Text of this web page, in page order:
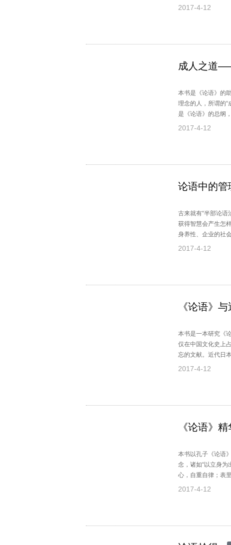
主义篇、社会危机
2017-4-12
成人之道
本书是《论语》的
理念的人，所谓的“
是《论语》的总纲
成人具有重大现实
2017-4-12
论语中的管
古来就有“半部论语
获得智慧会产生怎
身养性、企业的社
和东方哲学不相关
2017-4-12
《论语》
本书是一本研究《
仅在中国文化史上
忘的文献。近代日
抉择。本书从梳理
2017-4-12
《论语》
本书以孔子《论语
念，诸如“以立身为
心，自重自律；表
谨守正义；始终坚
2017-4-12